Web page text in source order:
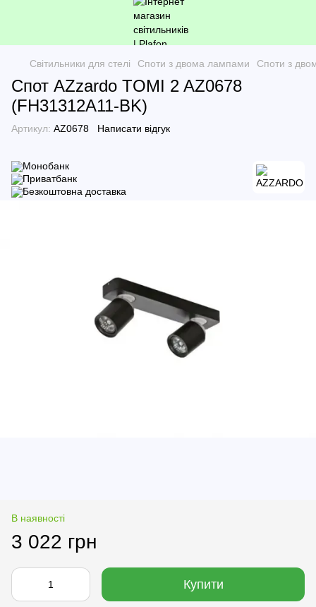
Світильники для стелі Споти з двома лампами Споти з
Спот AZzardo TOMI 2 AZ0678
(FH31312A11-BK)
Артикул: AZ0678 Написати відгук
В наявності
3 022 грн
Купити